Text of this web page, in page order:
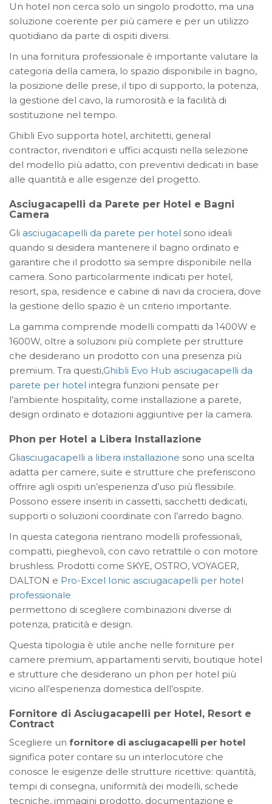
Un hotel non cerca solo un singolo prodotto, ma una
soluzione coerente per più camere e per un utilizzo
quotidiano da parte di ospiti diversi.
In una fornitura professionale è importante valutare la
categoria della camera, lo spazio disponibile in bagno,
la posizione delle prese, il tipo di supporto, la potenza,
la gestione del cavo, la rumorosità e la facilità di
sostituzione nel tempo.
Ghibli Evo supporta hotel, architetti, general
contractor, rivenditori e uffici acquisti nella selezione
del modello più adatto, con preventivi dedicati in base
alle quantità e alle esigenze del progetto.
Asciugacapelli da Parete per Hotel e Bagni
Camera
Gli asciugacapelli da parete per hotel sono ideali
quando si desidera mantenere il bagno ordinato e
garantire che il prodotto sia sempre disponibile nella
camera. Sono particolarmente indicati per hotel,
resort, spa, residence e cabine di navi da crociera, dove
la gestione dello spazio è un criterio importante.
La gamma comprende modelli compatti da 1400W e
1600W, oltre a soluzioni più complete per strutture
che desiderano un prodotto con una presenza più
premium. Tra questi,Ghibli Evo Hub asciugacapelli da
parete per hotel integra funzioni pensate per
l’ambiente hospitality, come installazione a parete,
design ordinato e dotazioni aggiuntive per la camera.
Phon per Hotel a Libera Installazione
Gliasciugacapelli a libera installazione sono una scelta
adatta per camere, suite e strutture che preferiscono
offrire agli ospiti un’esperienza d’uso più flessibile.
Possono essere inseriti in cassetti, sacchetti dedicati,
supporti o soluzioni coordinate con l’arredo bagno.
In questa categoria rientrano modelli professionali,
compatti, pieghevoli, con cavo retrattile o con motore
brushless. Prodotti come SKYE, OSTRO, VOYAGER,
DALTON e Pro-Excel Ionic asciugacapelli per hotel
professionale
permettono di scegliere combinazioni diverse di
potenza, praticità e design.
Questa tipologia è utile anche nelle forniture per
camere premium, appartamenti serviti, boutique hotel
e strutture che desiderano un phon per hotel più
vicino all’esperienza domestica dell’ospite.
Fornitore di Asciugacapelli per Hotel, Resort e
Contract
Scegliere un fornitore di asciugacapelli per hotel
significa poter contare su un interlocutore che
conosce le esigenze delle strutture ricettive: quantità,
tempi di consegna, uniformità dei modelli, schede
tecniche, immagini prodotto, documentazione e